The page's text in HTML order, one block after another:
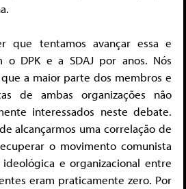
que tentamos avançar essa e
o DPK e a SDAJ por anos. Nós
a maior parte dos membros e
de ambas organizações não
interessados neste debate.
alcançarmos uma correlação de
o movimento comunista
e organizacional entre
eram praticamente zero. Por